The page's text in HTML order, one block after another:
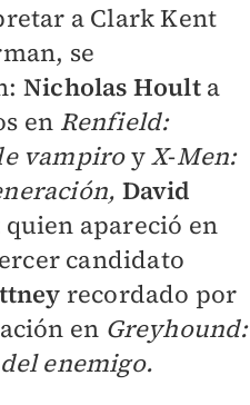
a Clark Kent
se
Nicholas Houlta
en Renfield:
vampiroyX-Men:
David
quien apareció en
candidato
recordado por
en Greyhound:
enemigo.